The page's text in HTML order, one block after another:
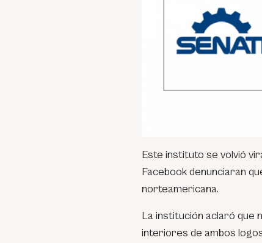
Este instituto se volvió
Facebook denunciaran
norteamericana.
La institución aclaró que
interiores de ambos